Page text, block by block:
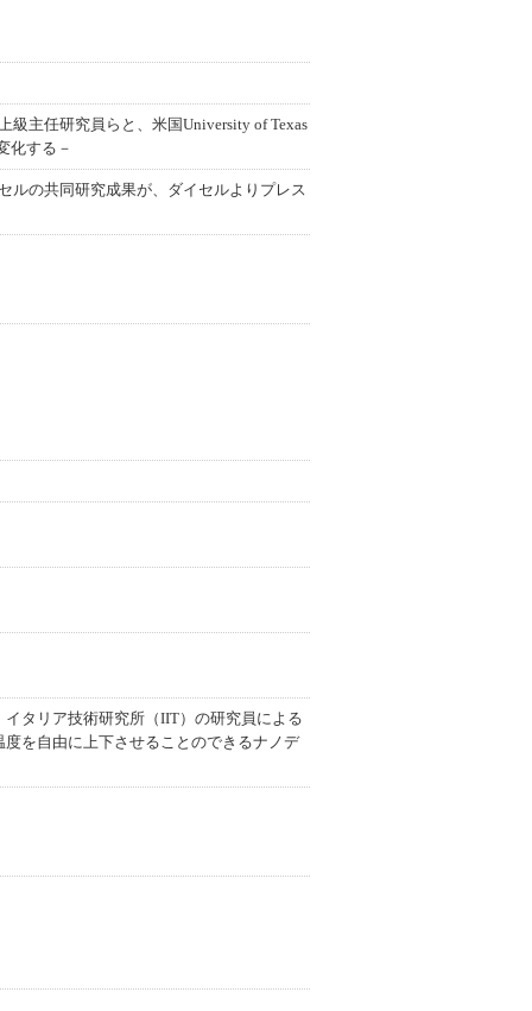
主任研究員らと、米国University of Texas
化する－
ルの共同研究成果が、ダイセルよりプレス
タリア技術研究所（IIT）の研究員による
を自由に上下させることのできるナノデ